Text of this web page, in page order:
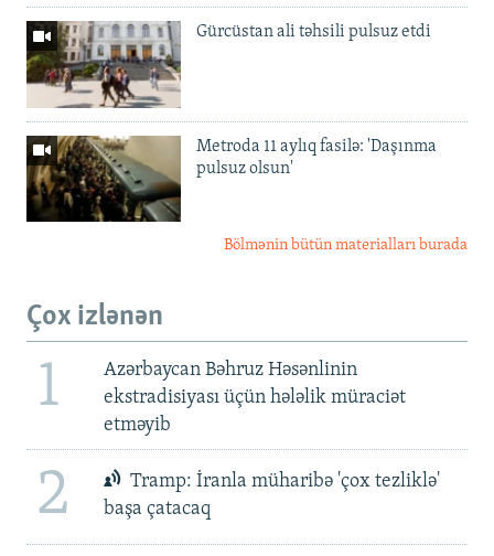
Gürcüstan ali təhsili pulsuz etdi
Metroda 11 aylıq fasilə: 'Daşınma
pulsuz olsun'
Bölmənin bütün materialları burada
Çox izlənən
1
Azərbaycan Bəhruz Həsənlinin
ekstradisiyası üçün hələlik müraciət
etməyib
2
Tramp: İranla müharibə 'çox tezliklə'
başa çatacaq